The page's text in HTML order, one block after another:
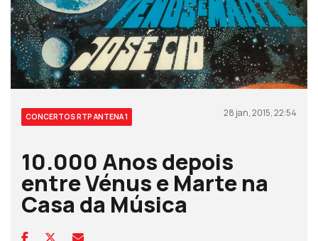
CONCERTOS RTP ANTENA 1 28 jan, 2015, 22:54
10.000 Anos depois
entre Vénus e Marte na
Casa da Música